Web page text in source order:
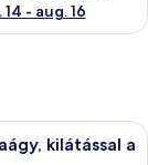
14 - aug. 16
amelyben egy
kilátással a